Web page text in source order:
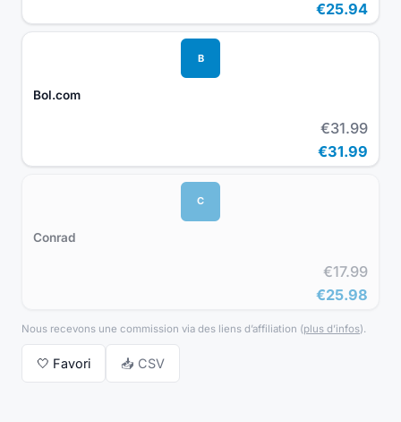
€25.94
B
Bol.com
€31.99
€31.99
C
Conrad
€17.99
€25.98
Nous recevons une commission via des liens d’affiliation (plus d’infos).
🤍 Favori 📥 CSV